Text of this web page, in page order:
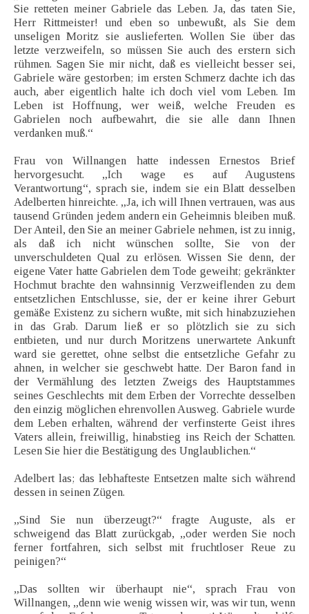
Sie retteten meiner Gabriele das Leben. Ja, das taten Sie,
Herr Rittmeister! und eben so unbewußt, als Sie dem
unseligen Moritz sie auslieferten. Wollen Sie über das
letzte verzweifeln, so müssen Sie auch des erstern sich
rühmen. Sagen Sie mir nicht, daß es vielleicht besser sei,
Gabriele wäre gestorben; im ersten Schmerz dachte ich das
auch, aber eigentlich halte ich doch viel vom Leben. Im
Leben ist Hoffnung, wer weiß, welche Freuden es
Gabrielen noch aufbewahrt, die sie alle dann Ihnen
verdanken muß.“
Frau von Willnangen hatte indessen Ernestos Brief
hervorgesucht. „Ich wage es auf Augustens
Verantwortung“, sprach sie, indem sie ein Blatt desselben
Adelberten hinreichte. „Ja, ich will Ihnen vertrauen, was aus
tausend Gründen jedem andern ein Geheimnis bleiben muß.
Der Anteil, den Sie an meiner Gabriele nehmen, ist zu innig,
als daß ich nicht wünschen sollte, Sie von der
unverschuldeten Qual zu erlösen. Wissen Sie denn, der
eigene Vater hatte Gabrielen dem Tode geweiht; gekränkter
Hochmut brachte den wahnsinnig Verzweiflenden zu dem
entsetzlichen Entschlusse, sie, der er keine ihrer Geburt
gemäße Existenz zu sichern wußte, mit sich hinabzuziehen
in das Grab. Darum ließ er so plötzlich sie zu sich
entbieten, und nur durch Moritzens unerwartete Ankunft
ward sie gerettet, ohne selbst die entsetzliche Gefahr zu
ahnen, in welcher sie geschwebt hatte. Der Baron fand in
der Vermählung des letzten Zweigs des Hauptstammes
seines Geschlechts mit dem Erben der Vorrechte desselben
den einzig möglichen ehrenvollen Ausweg. Gabriele wurde
dem Leben erhalten, während der verfinsterte Geist ihres
Vaters allein, freiwillig, hinabstieg ins Reich der Schatten.
Lesen Sie hier die Bestätigung des Unglaublichen.“
Adelbert las; das lebhafteste Entsetzen malte sich während
dessen in seinen Zügen.
„Sind Sie nun überzeugt?“ fragte Auguste, als er
schweigend das Blatt zurückgab, „oder werden Sie noch
ferner fortfahren, sich selbst mit fruchtloser Reue zu
peinigen?“
„Das sollten wir überhaupt nie“, sprach Frau von
Willnangen, „denn wie wenig wissen wir, was wir tun, wenn